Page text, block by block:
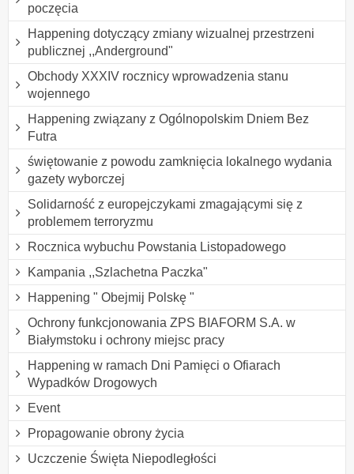
poczęcia
Happening dotyczący zmiany wizualnej przestrzeni
publicznej ,,Anderground"
Obchody XXXIV rocznicy wprowadzenia stanu
wojennego
Happening związany z Ogólnopolskim Dniem Bez
Futra
świętowanie z powodu zamknięcia lokalnego wydania
gazety wyborczej
Solidarność z europejczykami zmagającymi się z
problemem terroryzmu
Rocznica wybuchu Powstania Listopadowego
Kampania ,,Szlachetna Paczka"
Happening " Obejmij Polskę "
Ochrony funkcjonowania ZPS BIAFORM S.A. w
Białymstoku i ochrony miejsc pracy
Happening w ramach Dni Pamięci o Ofiarach
Wypadków Drogowych
Event
Propagowanie obrony życia
Uczczenie Święta Niepodległości